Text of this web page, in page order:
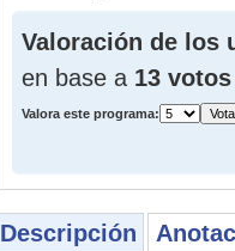
Valoración de los
en base a 13 votos
Valora este programa:
Descripción